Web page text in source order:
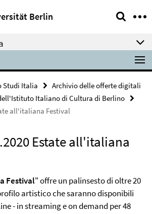
Berlin
Studi Italia
Archivio delle offerte digitali
Italiano di Cultura di Berlino
all'italiana Festival
Estate all'italiana
Festival" offre un palinsesto di oltre 20
artistico che saranno disponibili
- in streaming e on demand per 48